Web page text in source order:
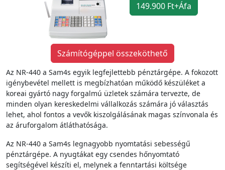
149.900 Ft+Áfa
Számítógéppel összeköthető
Az NR-440 a Sam4s egyik legfejlettebb pénztárgépe. A fokozott
igénybevétel mellett is megbízhatóan működő készüléket a
koreai gyártó nagy forgalmú üzletek számára tervezte, de
minden olyan kereskedelmi vállalkozás számára jó választás
lehet, ahol fontos a vevők kiszolgálásának magas színvonala és
az áruforgalom átláthatósága.
Az NR-440 a Sam4s legnagyobb nyomtatási sebességű
pénztárgépe. A nyugtákat egy csendes hőnyomtató
segítségével készíti el, melynek a fenntartási költsége